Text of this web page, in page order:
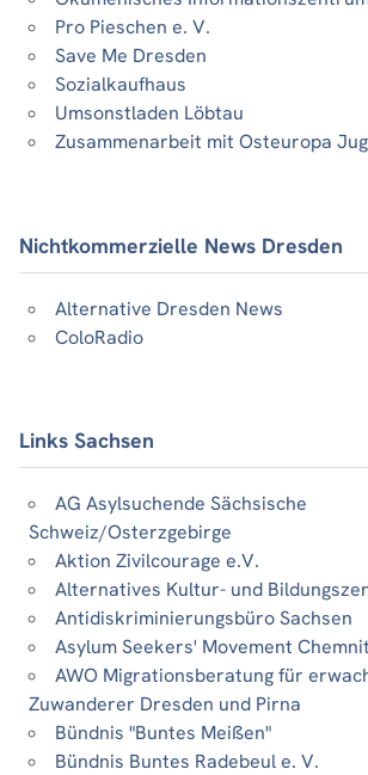
Pro Pieschen e. V.
Save Me Dresden
Sozialkaufhaus
Umsonstladen Löbtau
Zusammenarbeit mit Osteuropa
Nichtkommerzielle News Dresden
Alternative Dresden News
ColoRadio
Links Sachsen
AG Asylsuchende Sächsische
Schweiz/Osterzgebirge
Aktion Zivilcourage e.V.
Alternatives Kultur- und
Antidiskriminierungsbüro Sachsen
Asylum Seekers' Movement
AWO Migrationsberatung für
Zuwanderer Dresden und Pirna
Bündnis "Buntes Meißen"
Bündnis Buntes Radebeul e. V.